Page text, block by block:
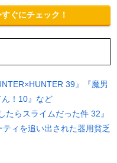
ぐにチェック！
39』『魔男
！10』など
たらスライムだった件 32』
ティを追い出された器用貧乏